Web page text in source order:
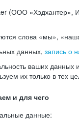
«Хэдхантер»,
слова «мы»,
данных, запись о
ваших данных
их только в тех
и для чего
данные: